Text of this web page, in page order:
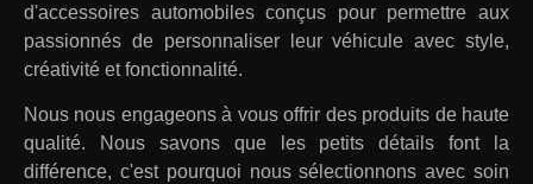
d'accessoires automobiles conçus pour permettre aux
passionnés de personnaliser leur véhicule avec style,
créativité et fonctionnalité.
Nous nous engageons à vous offrir des produits de haute
qualité. Nous savons que les petits détails font la
différence, c'est pourquoi nous sélectionnons avec soin